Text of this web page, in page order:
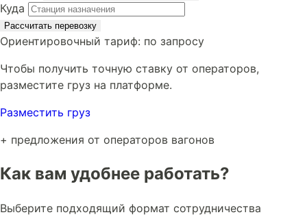
Куда
Рассчитать перевозку
Ориентировочный тариф: по запросу
Чтобы получить точную ставку от операторов,
разместите груз на платформе.
Разместить груз
+ предложения от операторов вагонов
Как вам удобнее работать?
Выберите подходящий формат сотрудничества